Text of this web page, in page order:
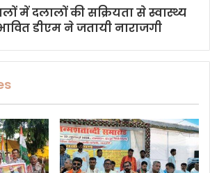
में दलालों की सक्रियता से स्वास्थ्य
डीएम ने जतायी नाराजगी